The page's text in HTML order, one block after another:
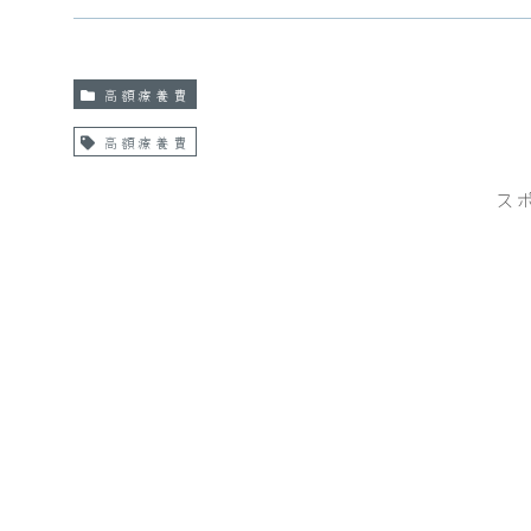
高額療養費
高額療養費
ス